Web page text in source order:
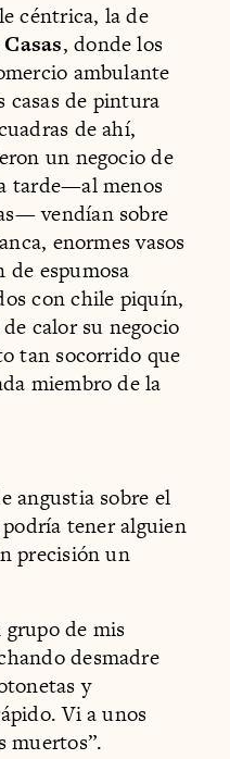
céntrica, la de
, donde los
ambulante
casas de pintura
de ahí,
un negocio de
tarde—al menos
vendían sobre
enormes vasos
de espumosa
con chile piquín,
calor su negocio
tan socorrido que
miembro de la
angustia sobre el
tener alguien
precisión un
de mis
desmadre
y
Vi a unos
muertos”.